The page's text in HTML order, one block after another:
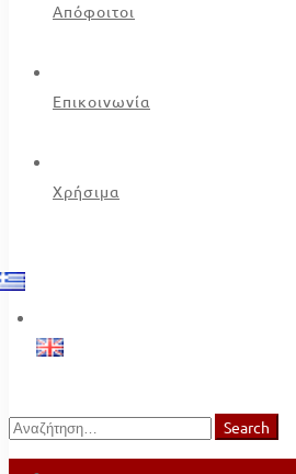
Απόφοιτοι
Επικοινωνία
Χρήσιμα
Search
for:
Search